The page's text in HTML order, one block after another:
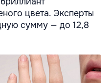
цвета. Эксперты
сумму — до 12,8